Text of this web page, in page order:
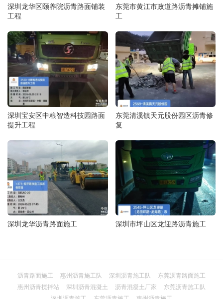
深圳龙华区颐养院沥青路面铺装
工程
东莞市黄江市政道路沥青摊铺施
工
深圳宝安区中粮智造科技园路面
提升工程
东莞清溪镇天元股份园区沥青修
复
深圳龙华沥青路面施工 深圳市坪山区龙迎路沥青施工
沥青路面施工 惠州沥青施工队 深圳沥青施工队
东莞沥青路面施工
惠州沥青搅拌站
深圳沥青混凝土 沥青混凝土厂家
东莞沥青施工队